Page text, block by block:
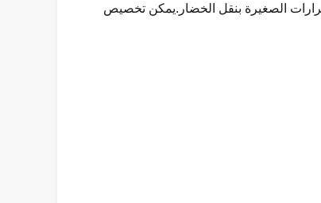
القياسي 8 أمتار ، وهو مناسب جدًا للسماح للجرارات الصغيرة بنقل الخضار.يمكن تخصيص